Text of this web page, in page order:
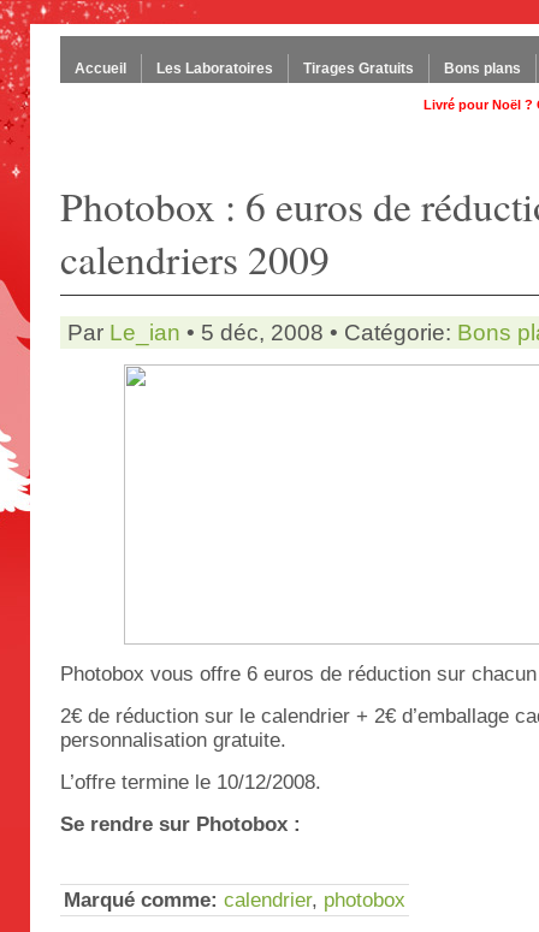
Accueil Les Laboratoires Tirages Gratuits Bons plans
Livré pour Noël ?
Photobox : 6 euros de
calendriers 2009
Par Le_ian • 5 déc, 2008 • Catégorie: Bons
Photobox vous offre 6 euros de réduction sur
2€ de réduction sur le calendrier + 2€ d’emballage
personnalisation gratuite.
L’offre termine le 10/12/2008.
Se rendre sur Photobox :
Marqué comme: calendrier, photobox